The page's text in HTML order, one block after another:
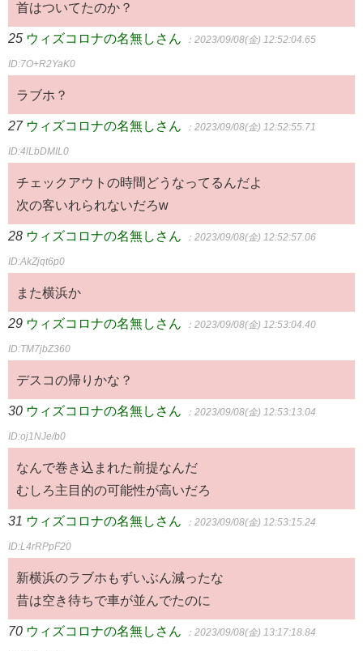
首はついてたのか？
25 ウィズコロナの名無しさん ：2023/09/08(金) 12:52:04.65
ID:7O+R2YaK0
ラブホ？
27 ウィズコロナの名無しさん ：2023/09/08(金) 12:52:55.71
ID:4lLbDMIL0
チェックアウトの時間どうなってるんだよ
次の客いれられないだろw
28 ウィズコロナの名無しさん ：2023/09/08(金) 12:52:57.06
ID:AkZjqt6p0
また横浜か
29 ウィズコロナの名無しさん ：2023/09/08(金) 12:53:04.40
ID:TM7jbZ360
デスコの帰りかな？
30 ウィズコロナの名無しさん ：2023/09/08(金) 12:53:13.04
ID:oj1NJe/b0
なんで巻き込まれた前提なんだ
むしろ主目的の可能性が高いだろ
31 ウィズコロナの名無しさん ：2023/09/08(金) 12:53:15.24
ID:L4rRPpF20
新横浜のラブホもずいぶん減ったな
昔は空き待ちで車が並んでたのに
70 ウィズコロナの名無しさん ：2023/09/08(金) 13:17:18.84